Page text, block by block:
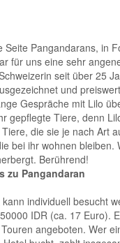
Seite Pangandarans, in
für uns eine sehr
seit über 25
und
Gespräche mit Lilo
gepflegte Tiere, denn
die sie je nach Art
bei ihr wohnen bleiben.
Berührend!
zu Pangandaran
kann individuell besucht
IDR (ca. 17 Euro).
angeboten. Wer